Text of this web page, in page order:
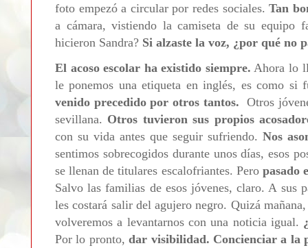
foto empezó a circular por redes sociales.Tan
a cámara, vistiendo la camiseta de su equipo
hicieron Sandra? Si alzaste la voz, ¿por qué no
El acoso escolar ha existido siempre. Ahora lo
le ponemos una etiqueta en inglés, es como si
venido precedido por otros tantos.
Otros
sevillana. Otros tuvieron sus propios
con su vida antes que seguir sufriendo. Nos
sentimos sobrecogidos durante unos días, esos
se llenan de titulares escalofriantes. Pero pasado
Salvo las familias de esos jóvenes, claro. A sus
les costará salir del agujero negro. Quizá
volveremos a levantarnos con una noticia igual.
Por lo pronto,dar visibilidad. Concienciar a la